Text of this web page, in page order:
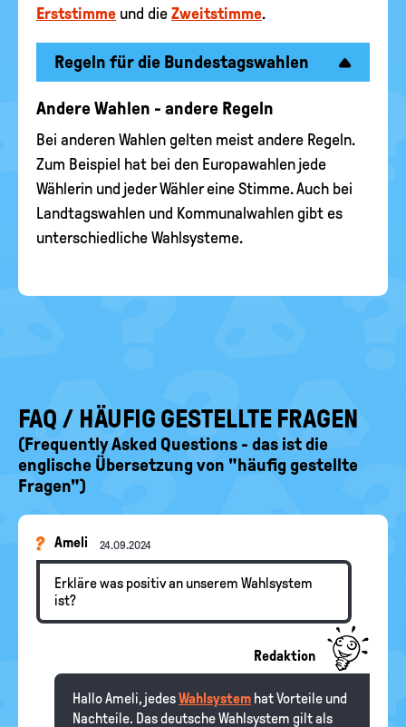
Erststimme und die Zweitstimme.
Regeln für die Bundestagswahlen
Andere Wahlen - andere Regeln
Bei anderen Wahlen gelten meist andere Regeln.
Zum Beispiel hat bei den Europawahlen jede
Wählerin und jeder Wähler eine Stimme. Auch bei
Landtagswahlen und Kommunalwahlen gibt es
unterschiedliche Wahlsysteme.
FAQ / HÄUFIG GESTELLTE FRAGEN
(Frequently Asked Questions - das ist die
englische Übersetzung von "häufig gestellte
Fragen")
Ameli 24.09.2024
Erkläre was positiv an unserem Wahlsystem
ist?
Redaktion
Hallo Ameli, jedesWahlsystem hat Vorteile und
Nachteile. Das deutsche Wahlsystem gilt als